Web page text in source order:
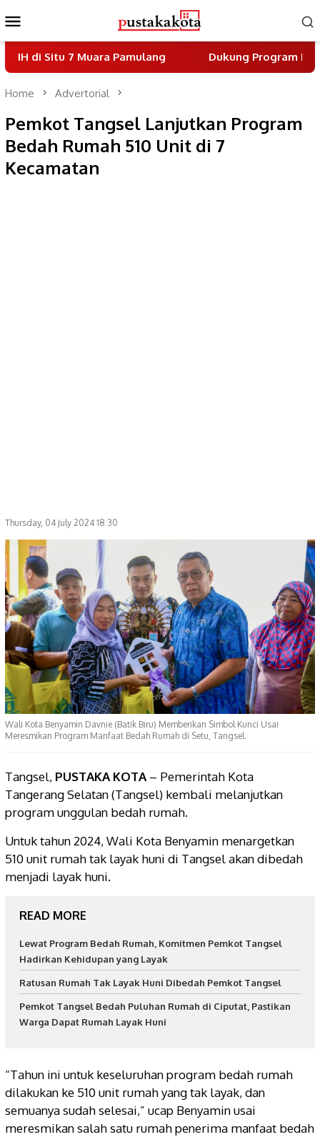
to
contentMenu
7 Muara Pamulang Dukung Program Indonesia
Home Advertorial
Pemkot Tangsel Lanjutkan Program
Bedah Rumah 510 Unit di 7
Kecamatan
Thursday, 04 July 2024 18:30
Wali Kota Benyamin Davnie (Batik Biru) Memberikan Simbol Kunci Usai
Meresmikan Program Manfaat Bedah Rumah di Setu, Tangsel.
Tangsel, PUSTAKA KOTA – Pemerintah Kota
Tangerang Selatan (Tangsel) kembali melanjutkan
program unggulan bedah rumah.
Untuk tahun 2024, Wali Kota Benyamin menargetkan
510 unit rumah tak layak huni di Tangsel akan dibedah
menjadi layak huni.
READ MORE
Lewat Program Bedah Rumah, Komitmen Pemkot Tangsel
Hadirkan Kehidupan yang Layak
Ratusan Rumah Tak Layak Huni Dibedah Pemkot Tangsel
Pemkot Tangsel Bedah Puluhan Rumah di Ciputat, Pastikan
Warga Dapat Rumah Layak Huni
“Tahun ini untuk keseluruhan program bedah rumah
dilakukan ke 510 unit rumah yang tak layak, dan
semuanya sudah selesai,” ucap Benyamin usai
meresmikan salah satu rumah penerima manfaat bedah